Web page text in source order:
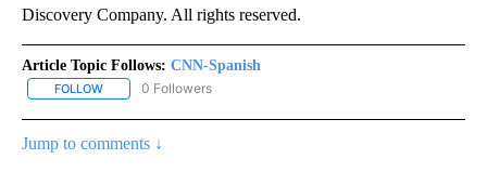
Discovery Company. All rights reserved.
Article Topic Follows: CNN-Spanish
FOLLOW FOLLOW "CNN-SPANISH" TO RECEIVE NOTIFICATIONS ABOUT
0 Followers
Jump to comments ↓